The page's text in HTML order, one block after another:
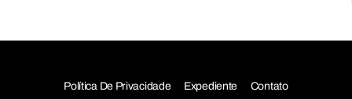
Política De Privacidade Expediente Contato